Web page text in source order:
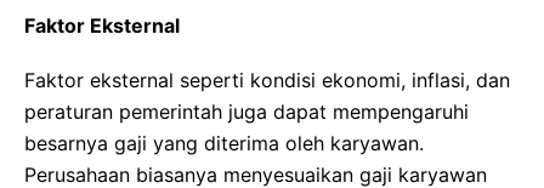
Faktor Eksternal
Faktor eksternal seperti kondisi ekonomi, inflasi, dan
peraturan pemerintah juga dapat mempengaruhi
besarnya gaji yang diterima oleh karyawan.
Perusahaan biasanya menyesuaikan gaji karyawan